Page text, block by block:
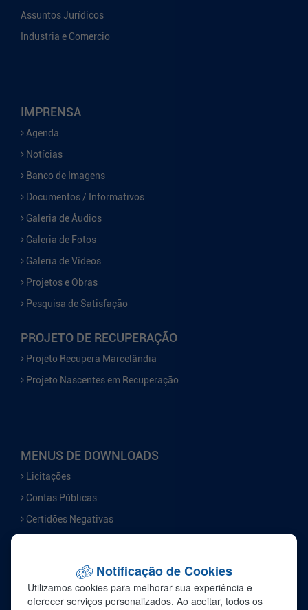
Assuntos Jurídicos
Industria e Comercio
IMPRENSA
Agenda
Notícias
Banco de Imagens
Documentos / Informativos
Galeria de Áudios
Galeria de Fotos
Galeria de Vídeos
Projetos e Obras
Pesquisa de Satisfação
PROJETO DE RECUPERAÇÃO
Projeto Recupera Marcelândia
Projeto Nascentes em Recuperação
MENUS DE DOWNLOADS
Licitações
Contas Públicas
Certidões Negativas
FALE CONOSCO
Ouvidoria
Notificação de Cookies
Utilizamos cookies para melhorar sua experiência e
oferecer serviços personalizados. Ao aceitar, todos os